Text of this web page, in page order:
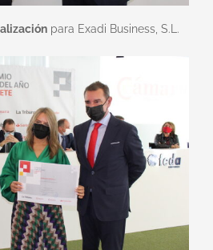
para Exadi Business, S.L.